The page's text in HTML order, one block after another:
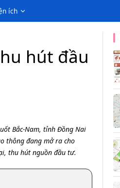
ích
hút đầu
Bắc-Nam, tỉnh Đồng Nai
thông đang mở ra cho
thu hút nguồn đầu tư.